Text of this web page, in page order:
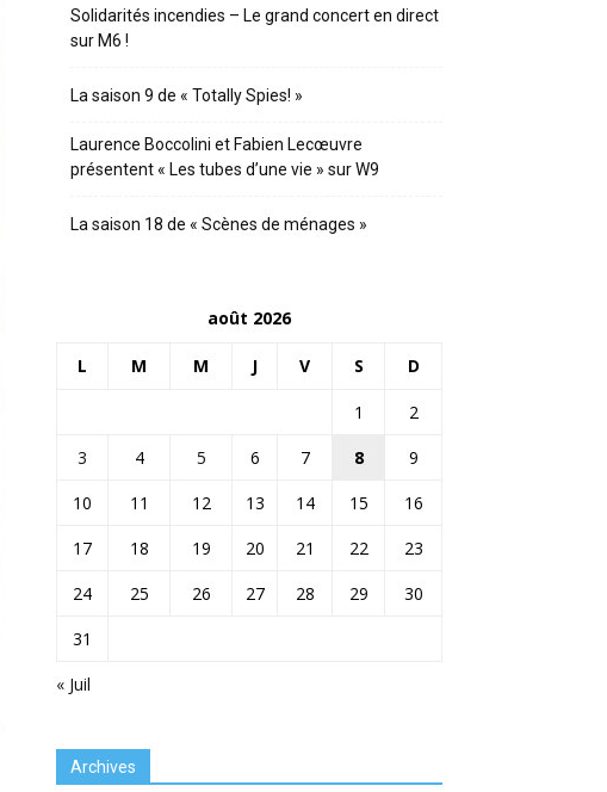
Solidarités incendies – Le grand concert en direct
sur M6 !
La saison 9 de « Totally Spies! »
Laurence Boccolini et Fabien Lecœuvre
présentent « Les tubes d’une vie » sur W9
La saison 18 de « Scènes de ménages »
août 2026
L M M J V S D
« Juil
1
2
3
4 5 6 7 8
9
10
11 12 13 14 15
16
17
18 19 20 21 22
23
24
25 26 27 28 29
30
31
Archives